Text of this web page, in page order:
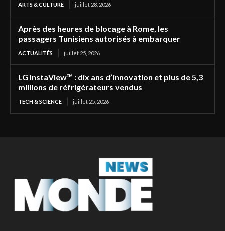
ARTS & CULTURE juillet 28, 2026
Après des heures de blocage à Rome, les
passagers Tunisiens autorisés à embarquer
ACTUALITÉS juillet 25, 2026
LG InstaView™ : dix ans d’innovation et plus de 5,3
millions de réfrigérateurs vendus
TECH & SCIENCE juillet 25, 2026